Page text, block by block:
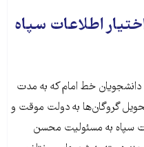
اطلاعات سپاه
خط امام که به مدت
گروگان‌ها به دولت موقت و
سپاه به مسئولیت محسن